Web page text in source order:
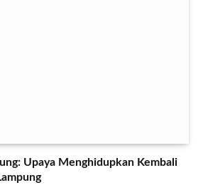
Upaya Menghidupkan Kembali